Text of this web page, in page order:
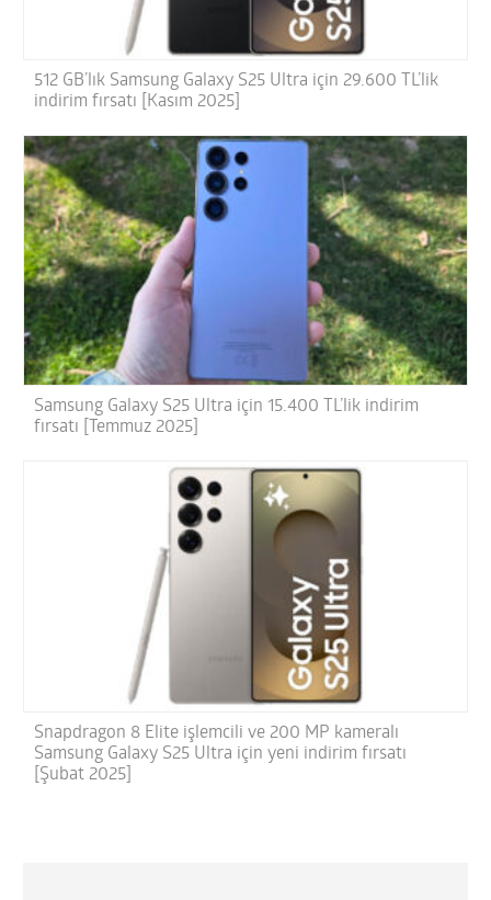
512 GB’lık Samsung Galaxy S25 Ultra için 29.600 TL’lik
indirim fırsatı [Kasım 2025]
Samsung Galaxy S25 Ultra için 15.400 TL’lik indirim
fırsatı [Temmuz 2025]
Snapdragon 8 Elite işlemcili ve 200 MP kameralı
Samsung Galaxy S25 Ultra için yeni indirim fırsatı
[Şubat 2025]